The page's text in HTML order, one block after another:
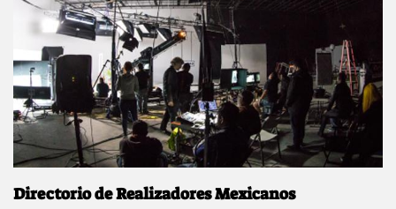
Directorio de Realizadores Mexicanos